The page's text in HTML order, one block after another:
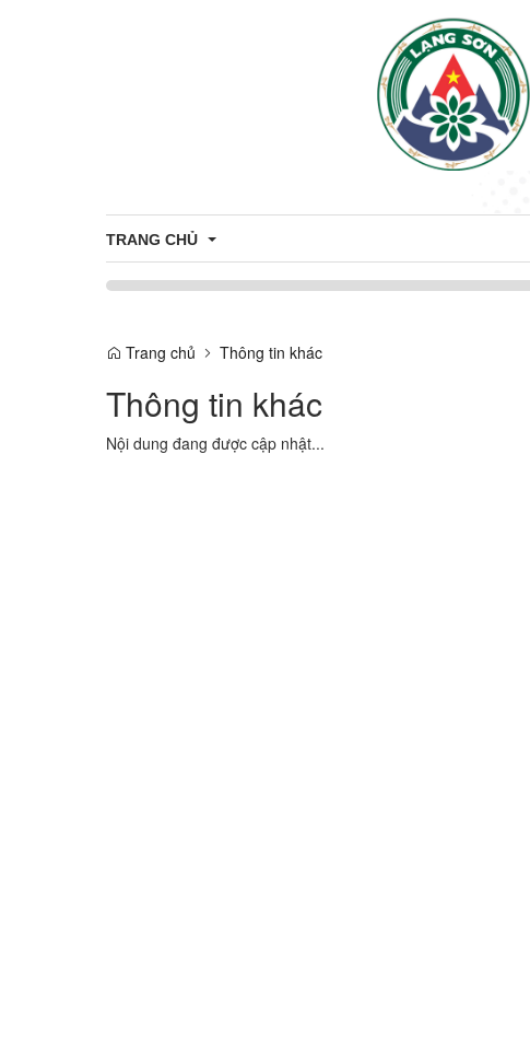
TRANG CHỦ
Trang chủ Thông tin khác
Thông tin khác
Nội dung đang được cập nhật...